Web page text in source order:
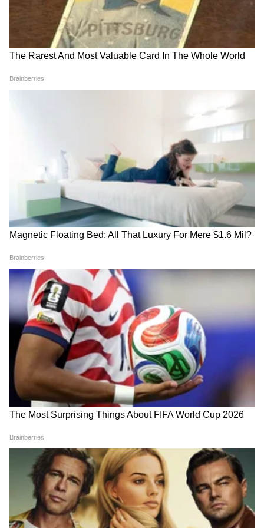
Related Articles
Madhya Pradesh : मध्य प्रदेशात भटक्या कुत्र्याचा तीन
Cough Syrup Sale Rules : आता डॉक्टरांच्या
चिठ्ठीशिवाय कफ सीरप खरेदी करण्यावर बंदी, केंद्र
सरकारकडून नियमांत बदल
काहीवेळेस पेपर फुटीच्या प्रकरणांमध्ये सहभागी असणाऱ्या
लोकांना परीक्षेपूर्वीच प्रश्न पत्रिका मिळते. याचा गैरफायदा
घेत प्रश्न पत्रिकेचे फोटो खासगी ग्रुप्समध्ये पाठवले जातात.
यामुळे हेच फोटो हजारो लोकांपर्यंत सहज उपलब्ध
होण्यासाठी मदत होते. याच महिन्यात उत्तर प्रदेशातून
विशेष टास्क फोर्सकडून ऑनलाइन फसणूकीचे रॅकेट
चालवणाऱ्या मास्टरमाइंडला अटक केली होता. हा व्यक्ती
टेलिग्रामवरील चॅनल्सच्या मदतीने प्रश्न पत्रिका लीक करत
होता.
RECOMMENDED STORIES
IIT दिल्लीतलं PM मोदींचं संपूर्ण
भाषण uncut | PM Modi
Speech | IIT Delhi
UPI Charges: UPI पेमेंटवर आता
चार्ज लागणार? केंद्र सरकारचं मोठं
स्पष्टीकरण!
Air Taxi: २०२८ पर्यंत भारतात
धावणार इलेक्ट्रिक एअर टॅक्सी,
केंद्रीय मंत्र्यांची मोठी घोषणा
Maritime Governance:
भारताचा सागरी कारभार आता
डिजिटल, खलाशांसाठी 'ई-समुद्र'